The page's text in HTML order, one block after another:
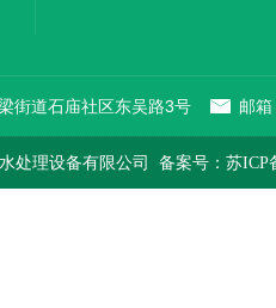
街道石庙社区东吴路3号 邮
处理设备有限公司 备案号：苏ICP